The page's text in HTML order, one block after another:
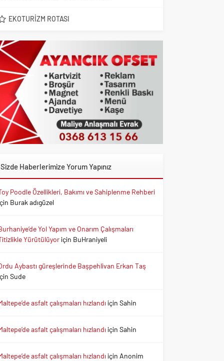
EKOTURIZM ROTASI
Sizde Haberlerimize Yorum Yapınız
Poodle Özellikleri, Bakımı ve Sahiplenme Rehberi
Burak adıgüzel
Yol Yapım ve Onarım Çalışmaları
Yürütülüyoriçin BuHraniyeli
Aybastı güreşlerinde Başpehlivan Erkan Taş
Sude
asfalt çalışmaları hızlandı içinSahin
asfalt çalışmaları hızlandı içinSahin
asfalt çalışmaları hızlandı için Anonim